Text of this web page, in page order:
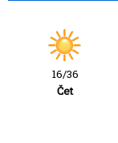
16/36
Čet